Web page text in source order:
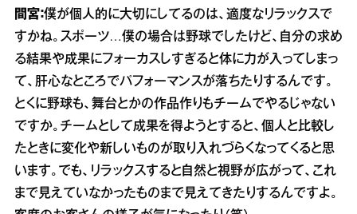
間宮：僕が個人的に大切にしてるのは、適度なリラックスで
すかね。スポーツ…僕の場合は野球でしたけど、自分の求め
る結果や成果にフォーカスしすぎると体に力が入ってしまっ
て、肝心なところでパフォーマンスが落ちたりするんです。
とくに野球も、舞台とかの作品作りもチームでやるじゃない
ですか。チームとして成果を得ようとすると、個人と比較し
たときに変化や新しいものが取り入れづらくなってくると思
います。でも、リラックスすると自然と視野が広がって、これ
まで見えていなかったものまで見えてきたりするんですよ。